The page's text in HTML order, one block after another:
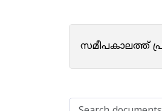
സമീപകാലത്ത്